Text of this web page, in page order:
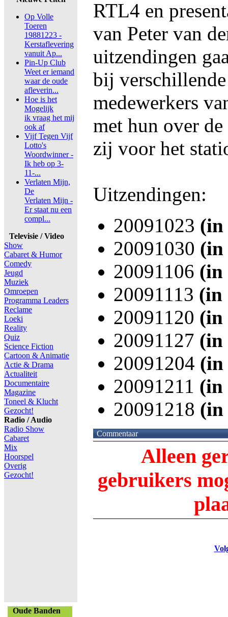
Op Volle
Toeren
19881223 -
Kerstaflevering
vanuit Ap...
Pin-Up Club
Weet er iemand
waar de oude
afleverin...
Hoe is het
Mogelijk
ik vraag het mij
ook af
Vijf Tegen Vijf
Lotto's
Woordwinner -
Ik heb op 3-
11-...
Verlaten Mijn,
De
Verlaten Mijn -
Er staat nu een
compl...
Televisie / Video
Show
Cabaret & Humor
Comedy
Jeugd
Muziek
Omroepen
Programma Leaders
Reclame
Loeki
Reality
Quiz
Science Fiction
Cartoon & Animatie
Actie & Drama
Actualiteit
Documentaire
Magazine
Toneel & Klucht
Gezocht!
Radio / Audio
Radio Show
Cabaret
Mix
Hoorspel
Overig
Gezocht!
Oude Banden
RTL4 en
van Peter van
uitzendingen
bij
medewerkers
met hun over
zij voor het
Uitzendingen:
20091023 (in
20091030 (in
20091106 (in
20091113 (in
20091120 (in
20091127 (in
20091204 (in
20091211 (in
20091218 (in
Commentaar
Alleen
gebruikers